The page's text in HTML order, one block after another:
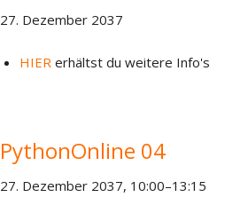
27. Dezember 2037
HIER erhältst du weitere Info's
PythonOnline 04
27. Dezember 2037, 10:00–13:15